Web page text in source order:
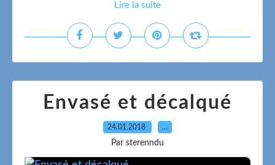
Lire la suite
Envasé et décalqué
24.01.2018 …
Par sterenndu